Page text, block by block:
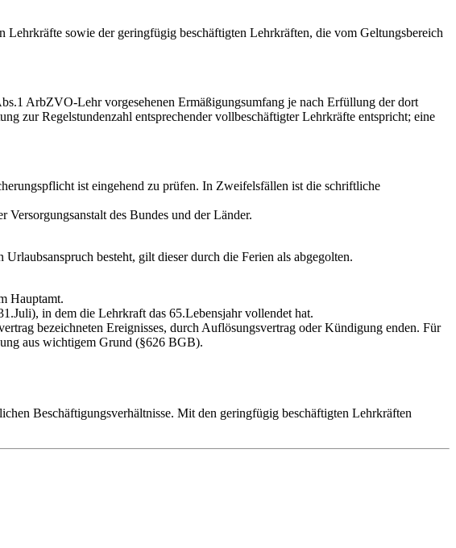
sowie der geringfügig beschäftigten Lehrkräften, die vom Geltungsbereich
ArbZVO-Lehr vorgesehenen Ermäßigungsumfang je nach Erfüllung der dort
zur Regelstundenzahl entsprechender vollbeschäftigter Lehrkräfte entspricht; eine
ist eingehend zu prüfen. In Zweifelsfällen ist die schriftliche
des Bundes und der Länder.
besteht, gilt dieser durch die Ferien als abgegolten.
Hauptamt.
in dem die Lehrkraft das 65.Lebensjahr vollendet hat.
bezeichneten Ereignisses, durch Auflösungsvertrag oder Kündigung enden. Für
aus wichtigem Grund (§626 BGB).
Beschäftigungsverhältnisse. Mit den geringfügig beschäftigten Lehrkräften